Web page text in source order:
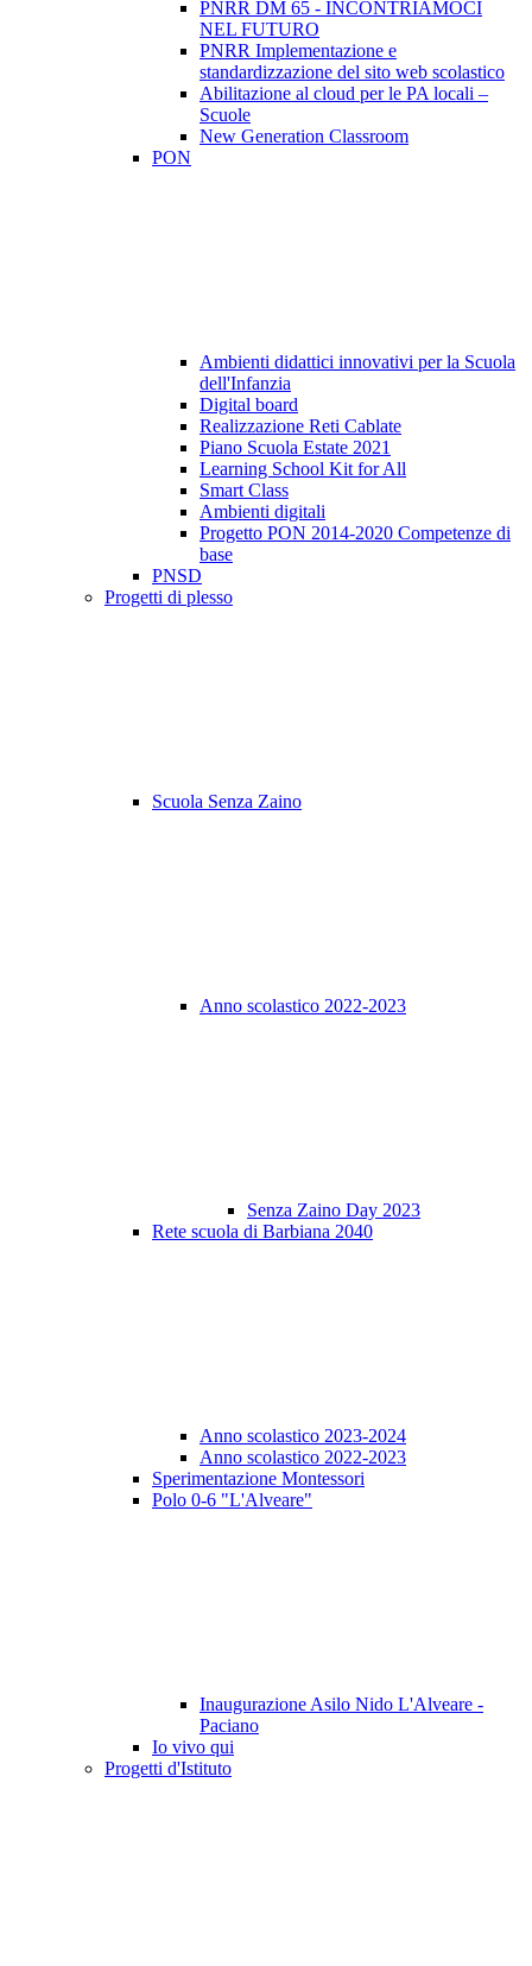
PNRR DM 65 - INCONTRIAMOCI
NEL FUTURO
PNRR Implementazione e
standardizzazione del sito web scolastico
Abilitazione al cloud per le PA locali –
Scuole
New Generation Classroom
PON
Ambienti didattici innovativi per la Scuola
dell'Infanzia
Digital board
Realizzazione Reti Cablate
Piano Scuola Estate 2021
Learning School Kit for All
Smart Class
Ambienti digitali
Progetto PON 2014-2020 Competenze di
base
PNSD
Progetti di plesso
Scuola Senza Zaino
Anno scolastico 2022-2023
Senza Zaino Day 2023
Rete scuola di Barbiana 2040
Anno scolastico 2023-2024
Anno scolastico 2022-2023
Sperimentazione Montessori
Polo 0-6 "L'Alveare"
Inaugurazione Asilo Nido L'Alveare -
Paciano
Io vivo qui
Progetti d'Istituto